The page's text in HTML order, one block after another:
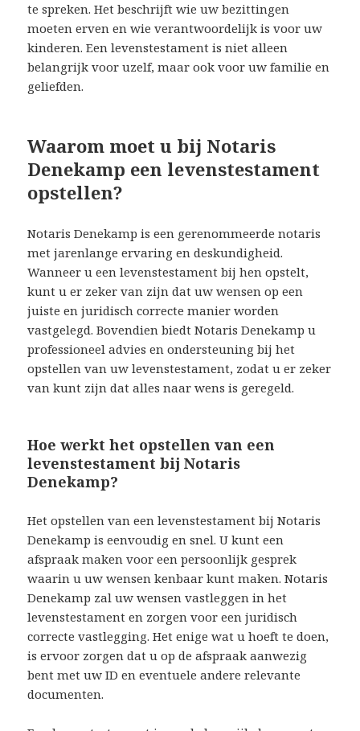
te spreken. Het beschrijft wie uw bezittingen
moeten erven en wie verantwoordelijk is voor uw
kinderen. Een levenstestament is niet alleen
belangrijk voor uzelf, maar ook voor uw familie en
geliefden.
Waarom moet u bij Notaris
Denekamp een levenstestament
opstellen?
Notaris Denekamp is een gerenommeerde notaris
met jarenlange ervaring en deskundigheid.
Wanneer u een levenstestament bij hen opstelt,
kunt u er zeker van zijn dat uw wensen op een
juiste en juridisch correcte manier worden
vastgelegd. Bovendien biedt Notaris Denekamp u
professioneel advies en ondersteuning bij het
opstellen van uw levenstestament, zodat u er zeker
van kunt zijn dat alles naar wens is geregeld.
Hoe werkt het opstellen van een
levenstestament bij Notaris
Denekamp?
Het opstellen van een levenstestament bij Notaris
Denekamp is eenvoudig en snel. U kunt een
afspraak maken voor een persoonlijk gesprek
waarin u uw wensen kenbaar kunt maken. Notaris
Denekamp zal uw wensen vastleggen in het
levenstestament en zorgen voor een juridisch
correcte vastlegging. Het enige wat u hoeft te doen,
is ervoor zorgen dat u op de afspraak aanwezig
bent met uw ID en eventuele andere relevante
documenten.